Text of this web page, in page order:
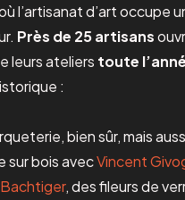
l’artisanat d’art occupe
Près de 25 artisans
leurs ateliers toute
:
bien sûr, mais
sur bois avecVincent
, des fileurs de